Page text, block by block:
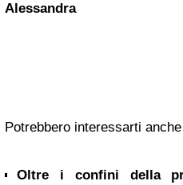
Alessandra
Potrebbero interessarti
Oltre i confini della